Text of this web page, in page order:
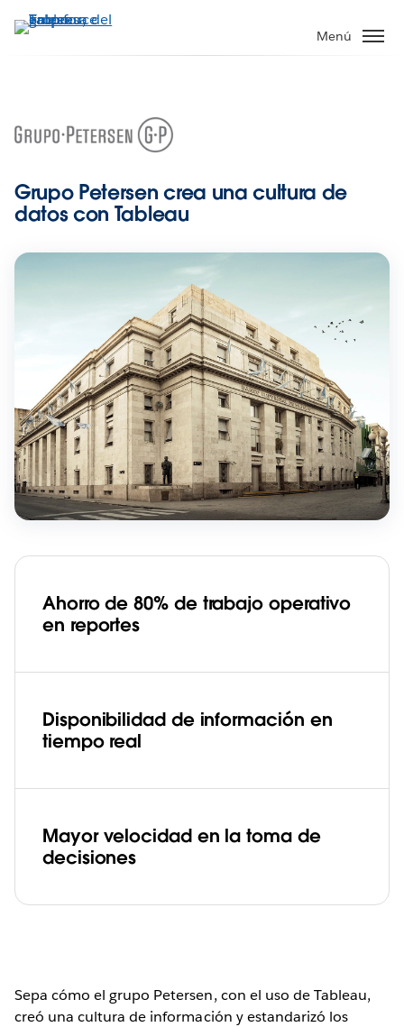
Menú
Grupo Petersen crea una cultura de
datos con Tableau
Ahorro de 80% de trabajo operativo
en reportes
Disponibilidad de información en
tiempo real
Mayor velocidad en la toma de
decisiones
Sepa cómo el grupo Petersen, con el uso de Tableau,
creó una cultura de información y estandarizó los